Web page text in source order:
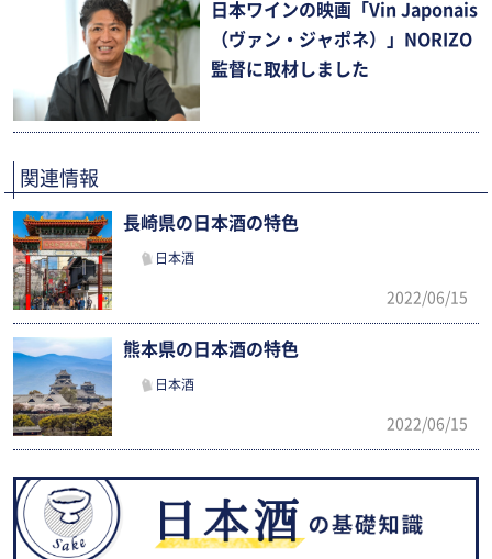
日本ワインの映画「Vin Japonais
（ヴァン・ジャポネ）」NORIZO
監督に取材しました
関連情報
長崎県の日本酒の特色
日本酒
2022/06/15
熊本県の日本酒の特色
日本酒
2022/06/15